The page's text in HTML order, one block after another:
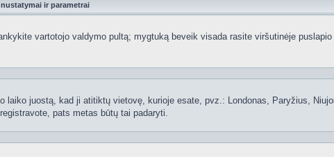
ir parametrai
vartotojo valdymo pultą; mygtuką beveik visada rasite viršutinėje
juostą, kad ji atitiktų vietovę, kurioje esate, pvz.: Londonas, Paryžius,
pats metas būtų tai padaryti.